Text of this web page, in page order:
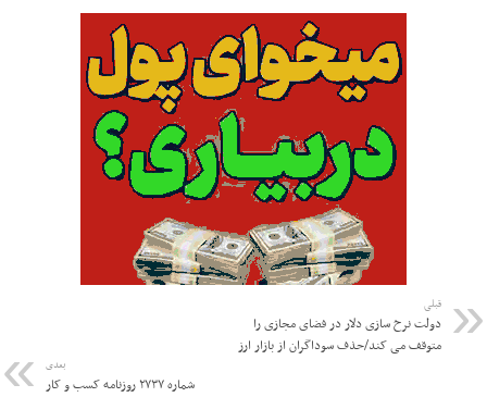
قبلی
دولت نرخ سازی دلار در فضای مجازی را
متوقف می کند/حذف سوداگران از بازار ارز
بعدی
شماره ۲۷۳۷ روزنامه کسب و کار